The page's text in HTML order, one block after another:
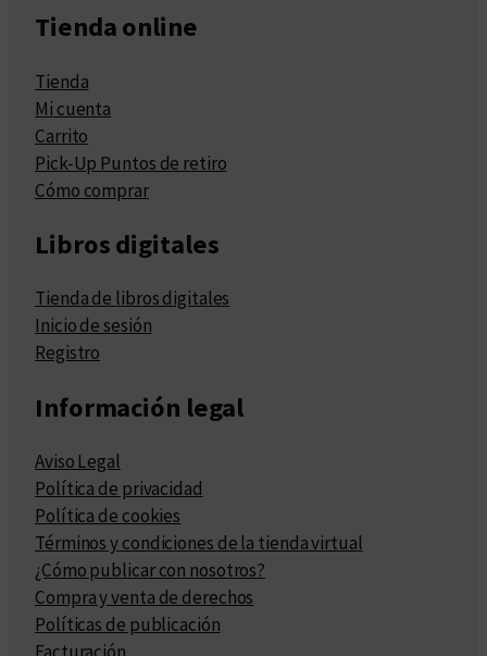
Tienda online
Tienda
Mi cuenta
Carrito
Pick-Up Puntos de retiro
Cómo comprar
Libros digitales
Tienda de libros digitales
Inicio de sesión
Registro
Información legal
Aviso Legal
Política de privacidad
Política de cookies
Términos y condiciones de la tienda virtual
¿Cómo publicar con nosotros?
Compra y venta de derechos
Políticas de publicación